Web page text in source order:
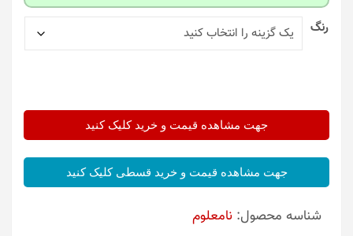
رنگ
جهت مشاهده قیمت و خرید کلیک کنید
جهت مشاهده قیمت و خرید قسطی کلیک کنید
شناسه محصول: نامعلوم